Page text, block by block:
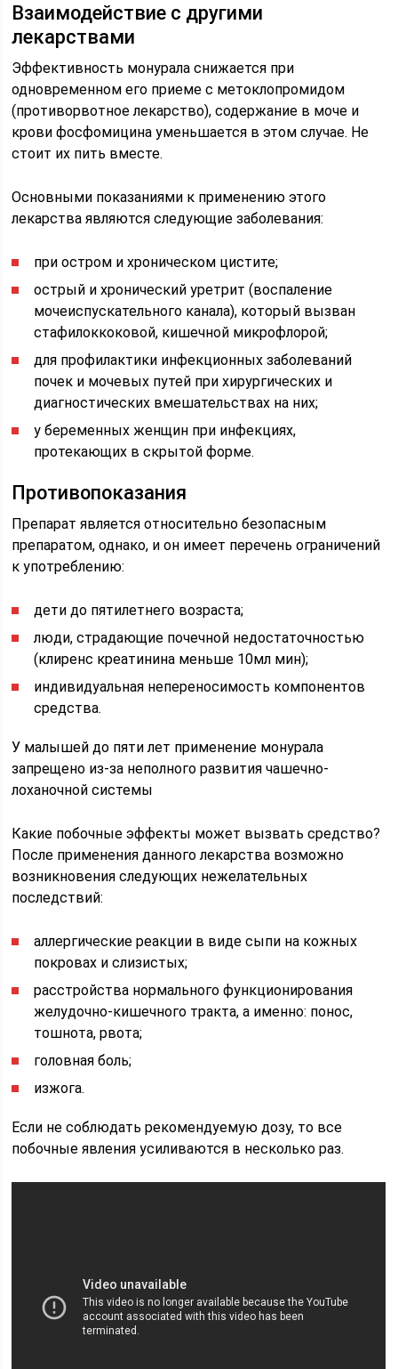
Взаимодействие с другими
лекарствами
Эффективность монурала снижается при
одновременном его приеме с метоклопромидом
(противорвотное лекарство), содержание в моче и
крови фосфомицина уменьшается в этом случае. Не
стоит их пить вместе.
Основными показаниями к применению этого
лекарства являются следующие заболевания:
при остром и хроническом цистите;
острый и хронический уретрит (воспаление
мочеиспускательного канала), который вызван
стафилоккоковой, кишечной микрофлорой;
для профилактики инфекционных заболеваний
почек и мочевых путей при хирургических и
диагностических вмешательствах на них;
у беременных женщин при инфекциях,
протекающих в скрытой форме.
Противопоказания
Препарат является относительно безопасным
препаратом, однако, и он имеет перечень ограничений
к употреблению:
дети до пятилетнего возраста;
люди, страдающие почечной недостаточностью
(клиренс креатинина меньше 10мл мин);
индивидуальная непереносимость компонентов
средства.
У малышей до пяти лет применение монурала
запрещено из-за неполного развития чашечно-
лоханочной системы
Какие побочные эффекты может вызвать средство?
После применения данного лекарства возможно
возникновения следующих нежелательных
последствий:
аллергические реакции в виде сыпи на кожных
покровах и слизистых;
расстройства нормального функционирования
желудочно-кишечного тракта, а именно: понос,
тошнота, рвота;
головная боль;
изжога.
Если не соблюдать рекомендуемую дозу, то все
побочные явления усиливаются в несколько раз.